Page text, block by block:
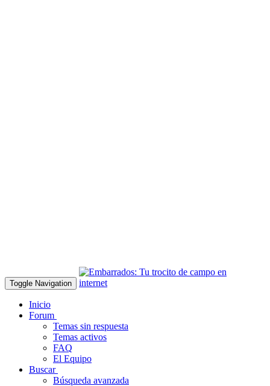
Toggle Navigation
Inicio
Forum
Temas sin respuesta
Temas activos
FAQ
El Equipo
Buscar
Búsqueda avanzada